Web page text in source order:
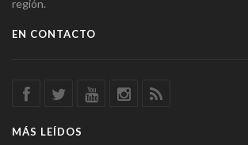
región.
EN CONTACTO
MÁS LEÍDOS